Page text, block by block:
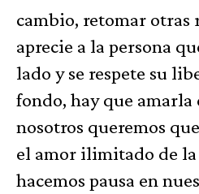
cambio, retomar otras
aprecie a la persona
lado y se respete su
fondo, hay que amarla
nosotros queremos
el amor ilimitado de
hacemos pausa en